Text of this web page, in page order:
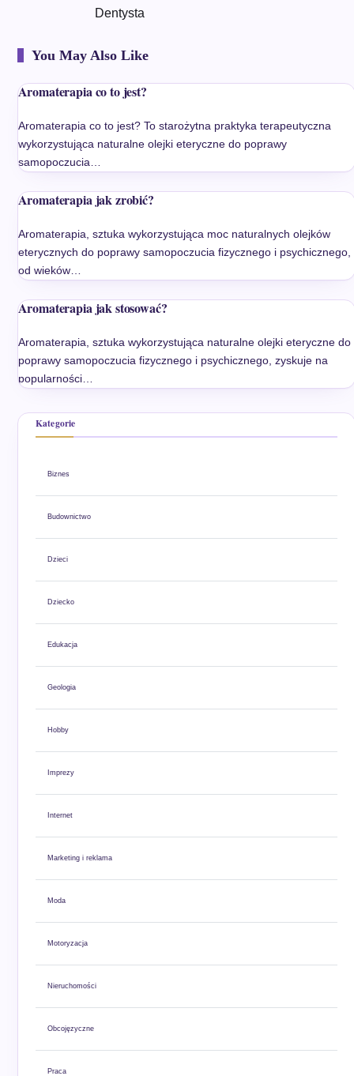
Dentysta
You May Also Like
Aromaterapia co to jest?
Aromaterapia co to jest? To starożytna praktyka terapeutyczna
wykorzystująca naturalne olejki eteryczne do poprawy
samopoczucia…
Aromaterapia jak zrobić?
Aromaterapia, sztuka wykorzystująca moc naturalnych olejków
eterycznych do poprawy samopoczucia fizycznego i psychicznego,
od wieków…
Aromaterapia jak stosować?
Aromaterapia, sztuka wykorzystująca naturalne olejki eteryczne do
poprawy samopoczucia fizycznego i psychicznego, zyskuje na
popularności…
Kategorie
Biznes
Budownictwo
Dzieci
Dziecko
Edukacja
Geologia
Hobby
Imprezy
Internet
Marketing i reklama
Moda
Motoryzacja
Nieruchomości
Obcojęzyczne
Praca